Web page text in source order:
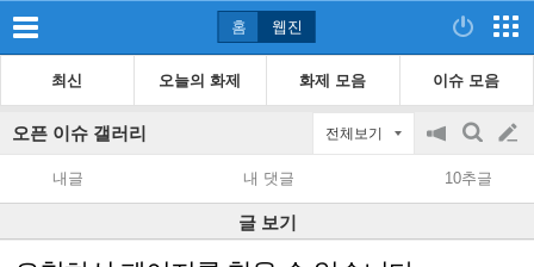
홈 웹진
최신 오늘의 화제 화제 모음 이슈 모음
오픈 이슈 갤러리 전체보기
공
지
on/off
검
색
글
쓰
기
내글 내 댓글 10추글
글 보기